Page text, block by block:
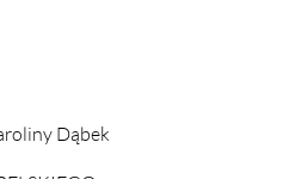
Dąbek